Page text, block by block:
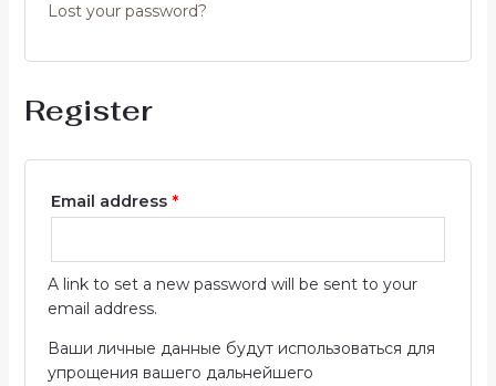
Lost your password?
Register
Email address *
A link to set a new password will be sent to your
email address.
Ваши личные данные будут использоваться для
упрощения вашего дальнейшего